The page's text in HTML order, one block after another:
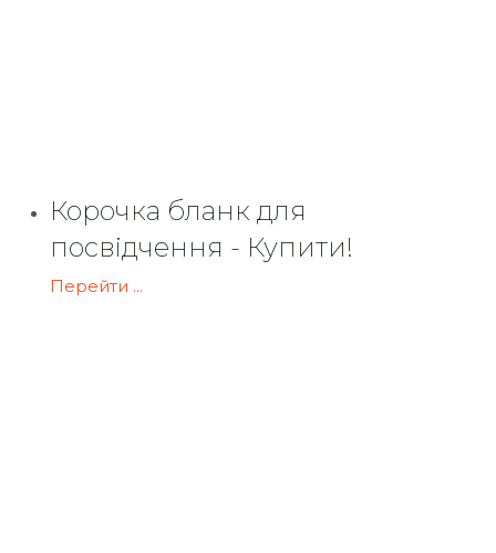
Корочка бланк для
посвідчення - Купити!
Перейти ...